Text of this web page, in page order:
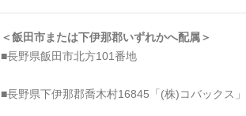
＜飯田市または下伊那郡いずれかへ配属＞
■長野県飯田市北方101番地
■長野県下伊那郡喬木村16845「(株)コバックス